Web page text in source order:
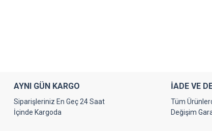
AYNI GÜN KARGO
Siparişleriniz En Geç 24 Saat
İçinde Kargoda
İADE VE
Tüm
Değişim